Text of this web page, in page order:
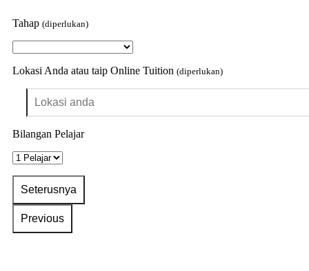
Tahap (diperlukan)
Lokasi Anda atau taip Online Tuition (diperlukan)
Bilangan Pelajar